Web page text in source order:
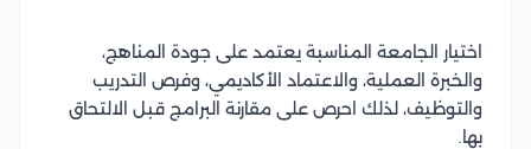
اختيار الجامعة المناسبة يعتمد على جودة المناهج،
والخبرة العملية، والاعتماد الأكاديمي، وفرص التدريب
والتوظيف، لذلك احرص على مقارنة البرامج قبل الالتحاق
بها.